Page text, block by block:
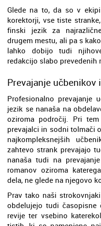
Glede na to, da so v
korektorji, vse tiste
finski jezik za
drugem mestu, ali pa s
lahko dobijo tudi
redakcijo slabo prevedenih
Prevajanje
Profesionalno prevajanje
jezik se nanaša na
oziroma področij. Pri
prevajalci in sodni tolmači
najkompleksnejših
zahtevo strank prevajajo
nanaša tudi na
romanov oziroma
dela, ne glede na njegovo
Prav tako naši
obdelujejo tudi
revije ter vsebino